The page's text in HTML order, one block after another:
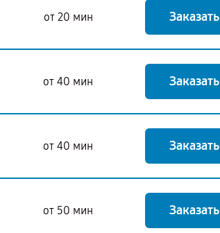
от 20 мин Заказать
от 40 мин Заказать
от 40 мин Заказать
от 50 мин Заказать